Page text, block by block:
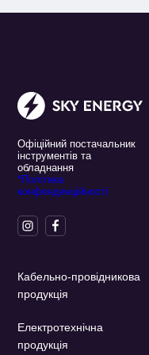
Офіційний постачальник
інструментів та
обладнання
*Політика
конфенденційності
Кабельно-провідникова
продукція
Електротехнічна
продукція